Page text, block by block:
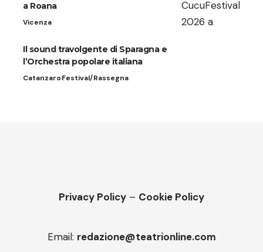
a Roana
Vicenza
Il sound travolgente di Sparagna e
l’Orchestra popolare italiana
CatanzaroFestival/Rassegna
Privacy Policy – Cookie Policy
Email: redazione@teatrionline.com